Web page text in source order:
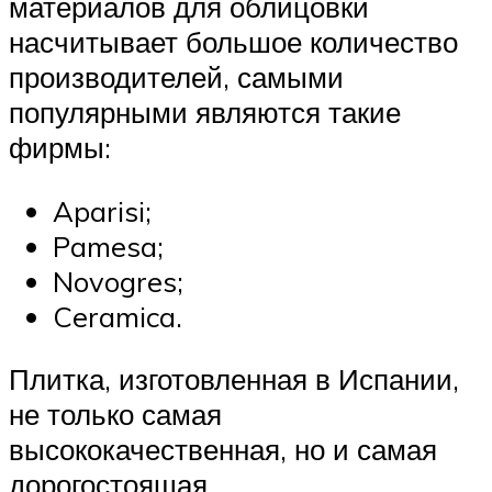
насчитывает большое количество
производителей, самыми
популярными являются такие
фирмы:
Aparisi;
Pamesa;
Novogres;
Ceramica.
Плитка, изготовленная в Испании,
не только самая
высококачественная, но и самая
дорогостоящая.